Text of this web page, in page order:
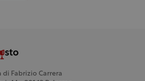
di Fabrizio Carrera